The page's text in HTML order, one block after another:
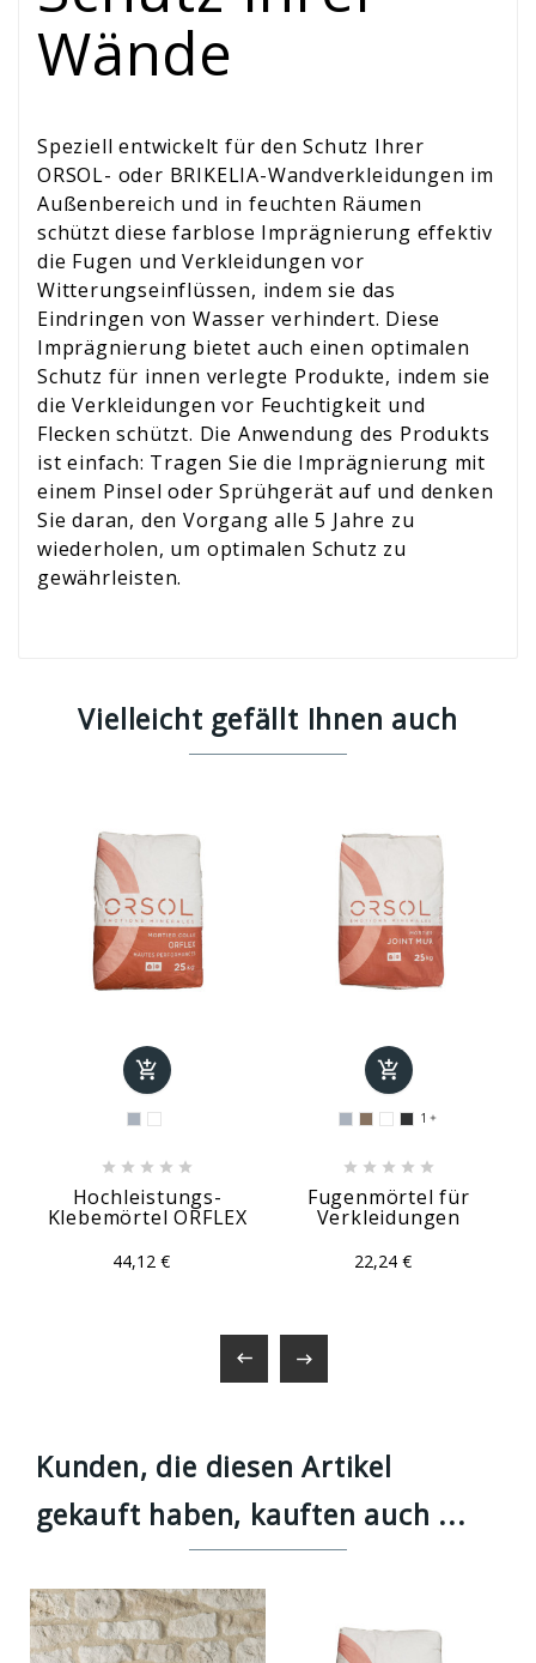
Wände
Speziell entwickelt für den Schutz Ihrer
ORSOL- oder BRIKELIA-Wandverkleidungen im
Außenbereich und in feuchten Räumen
schützt diese farblose Imprägnierung effektiv
die Fugen und Verkleidungen vor
Witterungseinflüssen, indem sie das
Eindringen von Wasser verhindert. Diese
Imprägnierung bietet auch einen optimalen
Schutz für innen verlegte Produkte, indem sie
die Verkleidungen vor Feuchtigkeit und
Flecken schützt. Die Anwendung des Produkts
ist einfach: Tragen Sie die Imprägnierung mit
einem Pinsel oder Sprühgerät auf und denken
Sie daran, den Vorgang alle 5 Jahre zu
wiederholen, um optimalen Schutz zu
gewährleisten.
Vielleicht gefällt Ihnen auch

    
Hochleistungs-
Klebemörtel ORFLEX
44,12 €

1 
    
Fugenmörtel für
Verkleidungen
22,24 €
 
Kunden, die diesen Artikel
gekauft haben, kauften auch ...